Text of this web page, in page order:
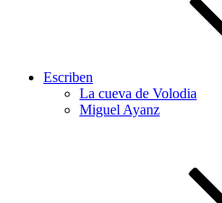
Escriben
La cueva de Volodia
Miguel Ayanz